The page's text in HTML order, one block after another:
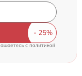
c политикой